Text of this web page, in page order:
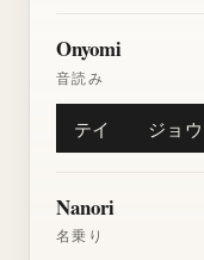
Onyomi
音読み
テイ ジョウ
Nanori
名乗り